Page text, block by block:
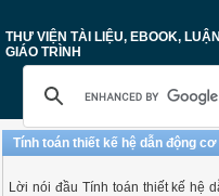
THƯ VIỆN TÀI LIỆU, EBOOK,
GIÁO TRÌNH
Tính toán thiết kế hệ dẫn động
Lời nói đầu Tính toán thiết kế hệ